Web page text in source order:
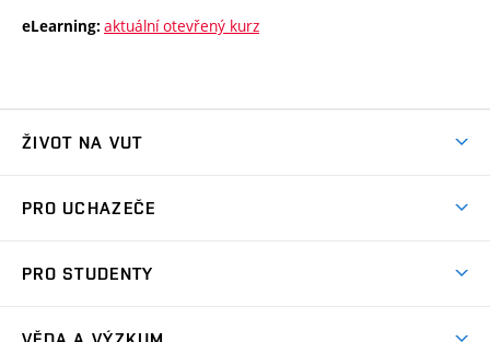
eLearning: aktuální otevřený kurz
ŽIVOT NA VUT
Koleje
PRO UCHAZEČE
Dny otevřených dveří
PRO STUDENTY